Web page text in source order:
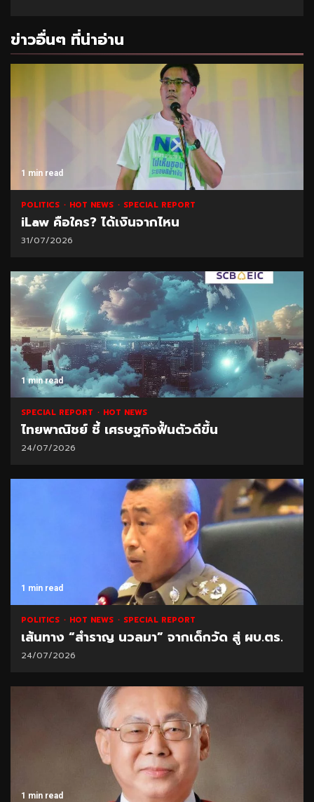
ข่าวอื่นๆ ที่น่าอ่าน
1 min read
POLITICS HOT NEWS SPECIAL REPORT
iLaw คือใคร? ได้เงินจากไหน
31/07/2026
1 min read
SPECIAL REPORT HOT NEWS
ไทยพาณิชย์ ชี้ เศรษฐกิจฟื้นตัวดีขึ้น
24/07/2026
1 min read
POLITICS HOT NEWS SPECIAL REPORT
เส้นทาง “สำราญ นวลมา” จากเด็กวัด สู่ ผบ.ตร.
24/07/2026
1 min read